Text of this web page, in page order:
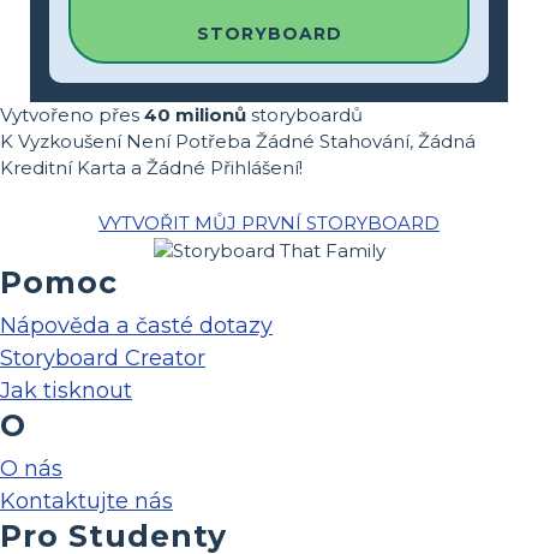
STORYBOARD
Vytvořeno přes 40 milionů storyboardů
K Vyzkoušení Není Potřeba Žádné Stahování, Žádná
Kreditní Karta a Žádné Přihlášení!
VYTVOŘIT MŮJ PRVNÍ STORYBOARD
Pomoc
Nápověda a časté dotazy
Storyboard Creator
Jak tisknout
O
O nás
Kontaktujte nás
Pro Studenty